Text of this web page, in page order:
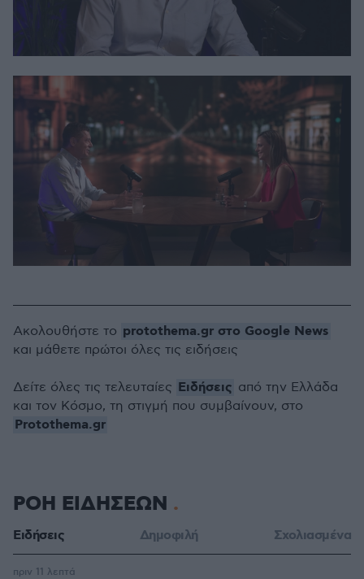
Ακολουθήστε το protothema.gr στο Google News
και μάθετε πρώτοι όλες τις ειδήσεις
Δείτε όλες τις τελευταίες Ειδήσεις από την Ελλάδα
και τον Κόσμο, τη στιγμή που συμβαίνουν, στο
Protothema.gr
ΡΟΗ ΕΙΔΗΣΕΩΝ
Ειδήσεις Δημοφιλή Σχολιασμένα
πριν 11 λεπτά